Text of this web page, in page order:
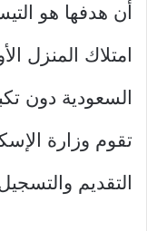
أن هدفها هو
امتلاك المنزل
السعودية دون
تقوم وزارة
التقديم